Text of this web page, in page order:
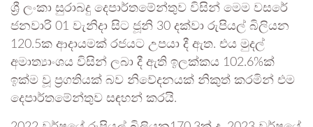
ශ්‍රී ලංකා සුරාබදු දෙපාර්තමේන්තුව විසින් මෙම වසරේ
ජනවාරි 01 වැනිදා සිට ජූනි 30 දක්වා රුපියල් බිලියන
120.5ක ආදායමක් රජයට උපයා දී ඇත. එය මුදල්
අමාත්‍යාංශය විසින් ලබා දී ඇති ඉලක්කය 102.6%ක්
ඉක්ම වූ ප්‍රගතියක් බව නිවේදනයක් නිකුත් කරමින් එම
දෙපාර්තමේන්තුව සඳහන් කරයි.